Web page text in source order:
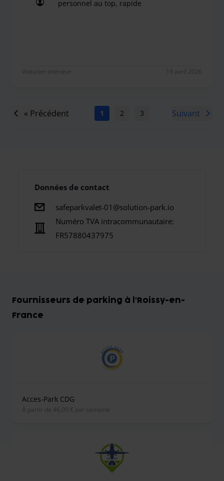
personnel au top, rapide
Voiturier intérieur 19 avril 2026
« Précédent 1 2 3 5
Suivant
Données de contact
safeparkvalet-01@solution-park.io
Numéro TVA intracommunautaire:
FR57880437975
Fournisseurs de parking à l'Roissy-en-
France
Acces-Park CDG
À partir de 46,00 € par semaine